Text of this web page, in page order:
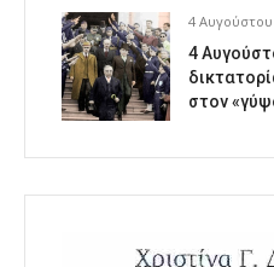
4 Αυγούστου
4
στον